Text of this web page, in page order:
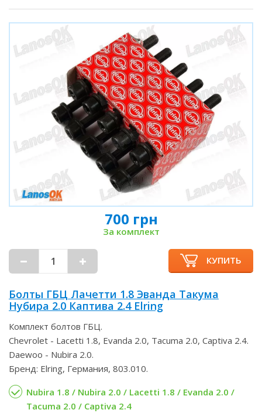
700 грн
За комплект
КУПИТЬ
Болты ГБЦ Лачетти 1.8 Эванда Такума
Нубира 2.0 Каптива 2.4 Elring
Комплект болтов ГБЦ.
Chevrolet - Lacetti 1.8, Evanda 2.0, Tacuma 2.0, Captiva 2.4.
Daewoo - Nubira 2.0.
Бренд: Elring, Германия, 803.010.
Nubira 1.8 / Nubira 2.0 / Lacetti 1.8 / Evanda 2.0 /
Tacuma 2.0 / Captiva 2.4